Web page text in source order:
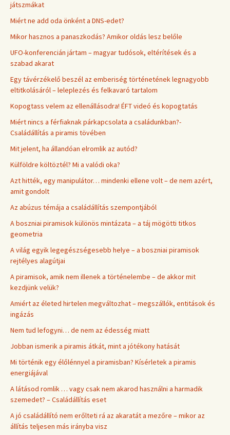
játszmákat
Miért ne add oda önként a DNS-edet?
Mikor hasznos a panaszkodás? Amikor oldás lesz belőle
UFO-konferencián jártam – magyar tudósok, eltérítések és a
szabad akarat
Egy távérzékelő beszél az emberiség történetének legnagyobb
eltitkolásáról – leleplezés és felkavaró tartalom
Kopogtass velem az ellenállásodra! ÉFT videó és kopogtatás
Miért nincs a férfiaknak párkapcsolata a családunkban?-
Családállítás a piramis tövében
Mit jelent, ha állandóan elromlik az autód?
Külföldre költöztél? Mi a valódi oka?
Azt hitték, egy manipulátor… mindenki ellene volt – de nem azért,
amit gondolt
Az abúzus témája a családállítás szempontjából
A boszniai piramisok különös mintázata – a táj mögötti titkos
geometria
A világ egyik legegészségesebb helye – a boszniai piramisok
rejtélyes alagútjai
A piramisok, amik nem illenek a történelembe – de akkor mit
kezdjünk velük?
Amiért az életed hirtelen megváltozhat – megszállók, entitások és
ingázás
Nem tud lefogyni… de nem az édesség miatt
Jobban ismerik a piramis átkát, mint a jótékony hatását
Mi történik egy élőlénnyel a piramisban? Kísérletek a piramis
energiájával
A látásod romlik … vagy csak nem akarod használni a harmadik
szemedet? – Családállítás eset
A jó családállító nem erőlteti rá az akaratát a mezőre – mikor az
állítás teljesen más irányba visz